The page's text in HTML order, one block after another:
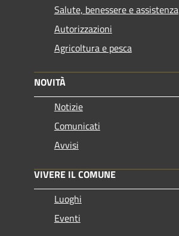
Salute, benessere e assistenza
Autorizzazioni
Agricoltura e pesca
NOVITÀ
Notizie
Comunicati
Avvisi
VIVERE IL COMUNE
Luoghi
Eventi